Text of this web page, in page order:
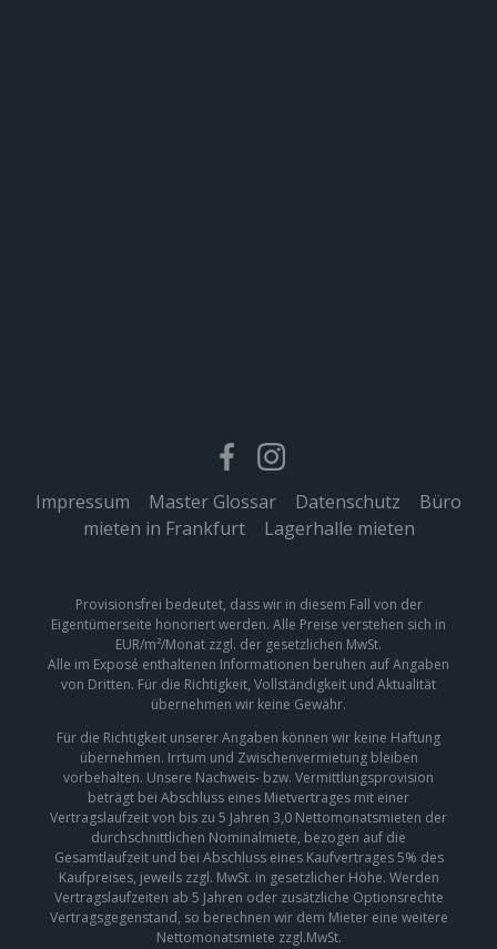
Impressum Master Glossar Datenschutz
Büro
mieten in Frankfurt| Lagerhalle mieten
Provisionsfrei bedeutet, dass wir in diesem Fall von der
Eigentümerseite honoriert werden. Alle Preise verstehen sich in
EUR/m²/Monat zzgl. der gesetzlichen MwSt.
Alle im Exposé enthaltenen Informationen beruhen auf Angaben
von Dritten. Für die Richtigkeit, Vollständigkeit und Aktualität
übernehmen wir keine Gewähr.
Für die Richtigkeit unserer Angaben können wir keine Haftung
übernehmen. Irrtum und Zwischenvermietung bleiben
vorbehalten. Unsere Nachweis- bzw. Vermittlungsprovision
beträgt bei Abschluss eines Mietvertrages mit einer
Vertragslaufzeit von bis zu 5 Jahren 3,0 Nettomonatsmieten der
durchschnittlichen Nominalmiete, bezogen auf die
Gesamtlaufzeit und bei Abschluss eines Kaufvertrages 5% des
Kaufpreises, jeweils zzgl. MwSt. in gesetzlicher Höhe. Werden
Vertragslaufzeiten ab 5 Jahren oder zusätzliche Optionsrechte
Vertragsgegenstand, so berechnen wir dem Mieter eine weitere
Nettomonatsmiete zzgl.MwSt.